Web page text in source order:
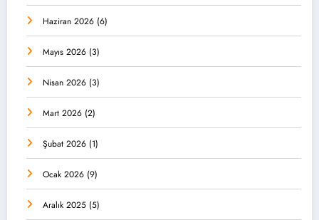
Haziran 2026 (6)
Mayıs 2026 (3)
Nisan 2026 (3)
Mart 2026 (2)
Şubat 2026 (1)
Ocak 2026 (9)
Aralık 2025 (5)